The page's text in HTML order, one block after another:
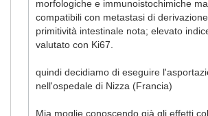
morfologiche e immunoistochimiche
compatibili con metastasi di
primitività intestinale nota; elevato
valutato con Ki67.
quindi decidiamo di eseguire
nell'ospedale di Nizza (Francia)
Mia moglie conoscendo già gli effetti